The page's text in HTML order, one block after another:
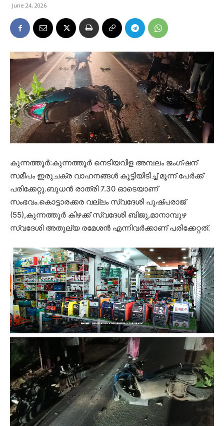
June 24, 2026
കുന്നത്തൂർ:കുന്നത്തൂർ നെടിയവിള അമ്പലം ജംഗ്ഷന്
സമീപം ഇരുചക്ര വാഹനങ്ങൾ കൂട്ടിയിടിച്ച് മൂന്ന് പേർക്ക്
പരിക്കേറ്റു.ബുധൻ രാത്രി 7.30 ഓടെയാണ്
സംഭവം.കൊട്ടാരക്കര വല്ലം സ്വദേശി പുഷ്പരാജ്
(55),കുന്നത്തൂർ കിഴക്ക് സ്വദേശി ബിജു,മാനാമ്പുഴ
സ്വദേശി അതുല്യ രമേശൻ എന്നിവർക്കാണ് പരിക്കേറ്റത്.